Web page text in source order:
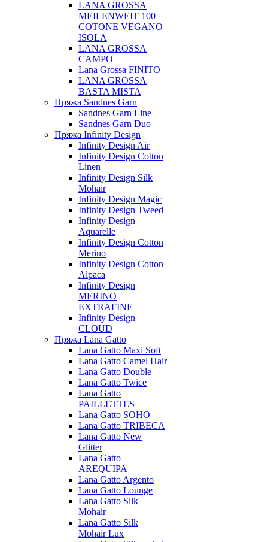
LANA GROSSA
MEILENWEIT 100
COTONE VEGANO
ISOLA
LANA GROSSA
CAMPO
Lana Grossa FINITO
LANA GROSSA
BASTA MISTA
Пряжа Sandnes Garn
Sandnes Garn Line
Sandnes Garn Duo
Пряжа Infinity Design
Infinity Design Air
Infinity Design Cotton
Linen
Infinity Design Silk
Mohair
Infinity Design Magic
Infinity Design Tweed
Infinity Design
Aquarelle
Infinity Design Cotton
Merino
Infinity Design Cotton
Alpaca
Infinity Design
MERINO
EXTRAFINE
Infinity Design
CLOUD
Пряжа Lana Gatto
Lana Gatto Maxi Soft
Lana Gatto Camel Hair
Lana Gatto Double
Lana Gatto Twice
Lana Gatto
PAILLETTES
Lana Gatto SOHO
Lana Gatto TRIBECA
Lana Gatto New
Glitter
Lana Gatto
AREQUIPA
Lana Gatto Argento
Lana Gatto Lounge
Lana Gatto Silk
Mohair
Lana Gatto Silk
Mohair Lux